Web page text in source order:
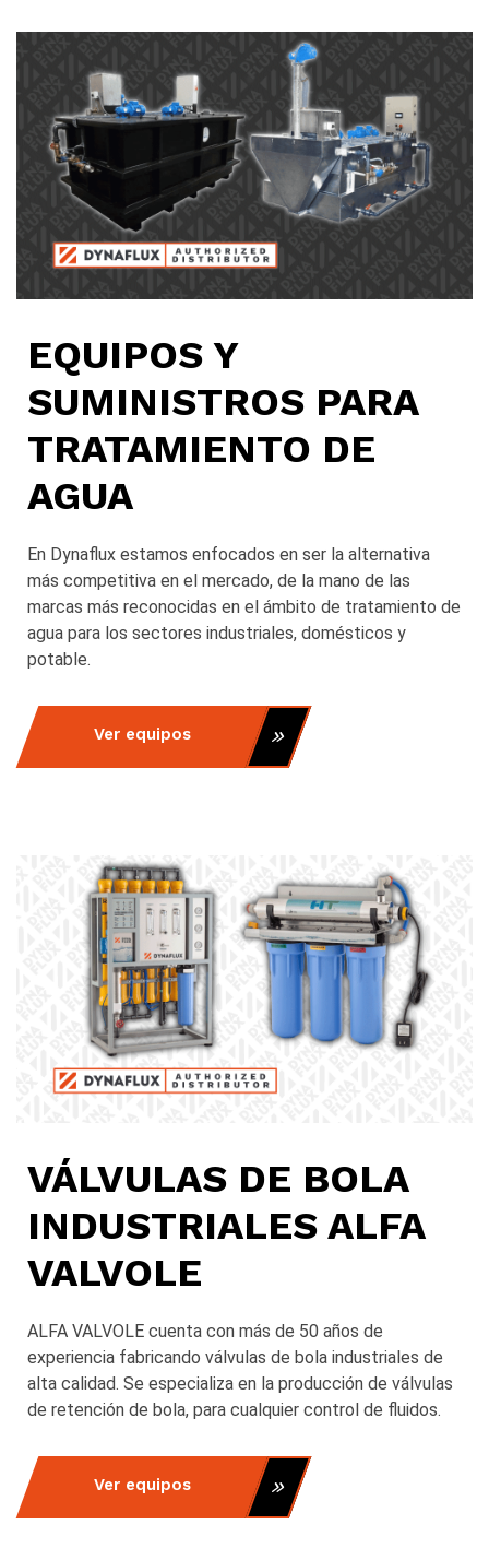
EQUIPOS Y
SUMINISTROS PARA
TRATAMIENTO DE
AGUA
En Dynaflux estamos enfocados en ser la alternativa
más competitiva en el mercado, de la mano de las
marcas más reconocidas en el ámbito de tratamiento de
agua para los sectores industriales, domésticos y
potable.
Ver equipos
VÁLVULAS DE BOLA
INDUSTRIALES ALFA
VALVOLE
ALFA VALVOLE cuenta con más de 50 años de
experiencia fabricando válvulas de bola industriales de
alta calidad. Se especializa en la producción de válvulas
de retención de bola, para cualquier control de fluidos.
Ver equipos